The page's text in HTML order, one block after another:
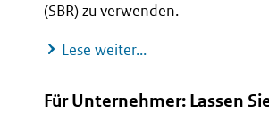
(SBR) zu verwenden.
Lese weiter...Für Unternehmer:
Für Unternehmer: Lassen